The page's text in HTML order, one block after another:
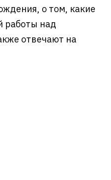
о том, какие
работы над
отвечают на